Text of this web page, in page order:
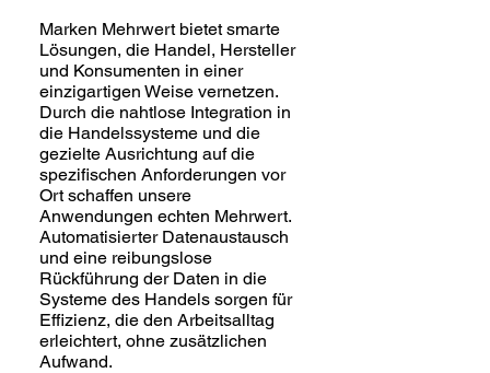
Marken Mehrwert bietet smarte
Lösungen, die Handel, Hersteller
und Konsumenten in einer
einzigartigen Weise vernetzen.
Durch die nahtlose Integration in
die Handelssysteme und die
gezielte Ausrichtung auf die
spezifischen Anforderungen vor
Ort schaffen unsere
Anwendungen echten Mehrwert.
Automatisierter Datenaustausch
und eine reibungslose
Rückführung der Daten in die
Systeme des Handels sorgen für
Effizienz, die den Arbeitsalltag
erleichtert, ohne zusätzlichen
Aufwand.